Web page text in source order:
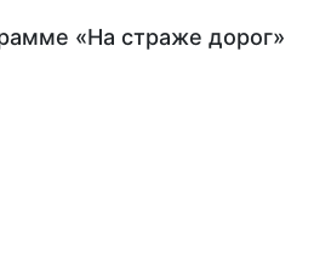
«На страже дорог»